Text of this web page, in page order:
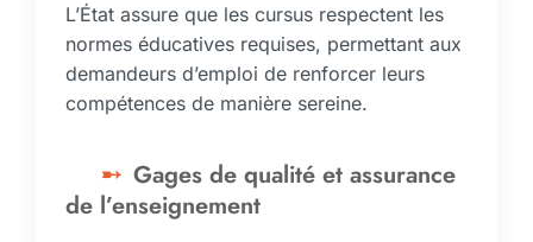
L’État assure que les cursus respectent les
normes éducatives requises, permettant aux
demandeurs d’emploi de renforcer leurs
compétences de manière sereine.
Gages de qualité et assurance
de l’enseignement